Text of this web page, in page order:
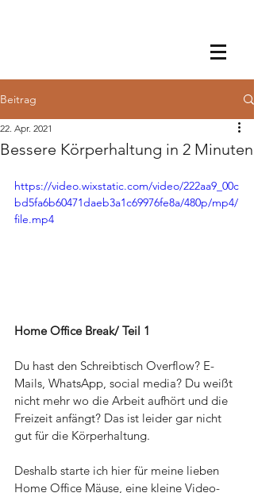
Beitrag
Bessere Körperhaltung in 2 Minuten
22. Apr. 2021
https://video.wixstatic.com/video/222aa9_00c
bd5fa6b60471daeb3a1c69976fe8a/480p/mp4/
file.mp4
Home Office Break/ Teil 1
Du hast den Schreibtisch Overflow? E-
Mails, WhatsApp, social media? Du weißt
nicht mehr wo die Arbeit aufhört und die
Freizeit anfängt? Das ist leider gar nicht
gut für die Körperhaltung.
Deshalb starte ich hier für meine lieben
Home Office Mäuse, eine kleine Video-